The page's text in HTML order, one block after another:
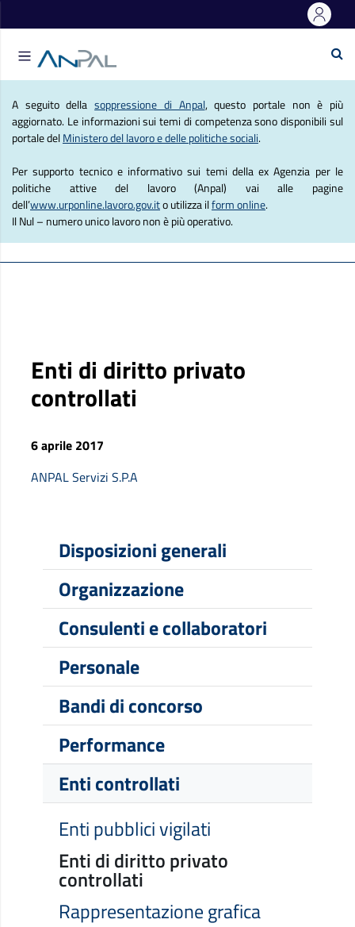
Agenzia Nazionale
A seguito dellasoppressione di Anpal, questo portale non è più
aggiornato. Le informazioni sui temi di competenza sono disponibili sul
portale delMinistero del lavoro e delle politiche sociali.
Per supporto tecnico e informativo sui temi della ex Agenzia per le
politiche attive del lavoro (Anpal) vai alle pagine
dell’www.urponline.lavoro.gov.ito utilizza ilform online.
Il Nul – numero unico lavoro non è più operativo.
Enti di diritto privato
controllati
6 aprile 2017
ANPAL Servizi S.P.A
Disposizioni generali
Organizzazione
Consulenti e collaboratori
Personale
Bandi di concorso
Performance
Enti controllati
Enti pubblici vigilati
Enti di diritto privato
controllati
Rappresentazione grafica